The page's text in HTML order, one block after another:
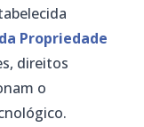
Propriedade
direitos
o